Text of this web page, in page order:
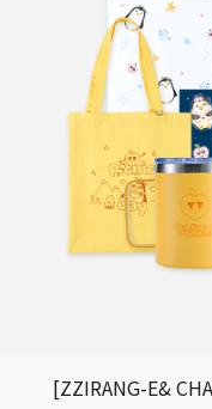
[ZZIRANG-E&